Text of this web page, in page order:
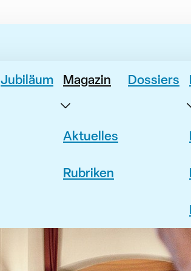
Jubiläum Magazin
Aktuelles
Rubriken
Dossiers